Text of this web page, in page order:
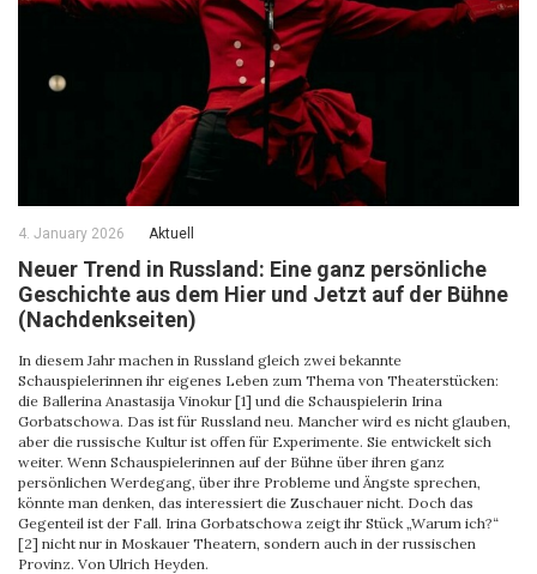
4. January 2026 Aktuell
Neuer Trend in Russland: Eine ganz persönliche
Geschichte aus dem Hier und Jetzt auf der Bühne
(Nachdenkseiten)
In diesem Jahr machen in Russland gleich zwei bekannte
Schauspielerinnen ihr eigenes Leben zum Thema von Theaterstücken:
die Ballerina Anastasija Vinokur [1] und die Schauspielerin Irina
Gorbatschowa. Das ist für Russland neu. Mancher wird es nicht glauben,
aber die russische Kultur ist offen für Experimente. Sie entwickelt sich
weiter. Wenn Schauspielerinnen auf der Bühne über ihren ganz
persönlichen Werdegang, über ihre Probleme und Ängste sprechen,
könnte man denken, das interessiert die Zuschauer nicht. Doch das
Gegenteil ist der Fall. Irina Gorbatschowa zeigt ihr Stück „Warum ich?“
[2] nicht nur in Moskauer Theatern, sondern auch in der russischen
Provinz. Von Ulrich Heyden.